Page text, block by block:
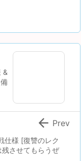
&
仕様 [復讐のレク
させてもらうぜ
 Prev